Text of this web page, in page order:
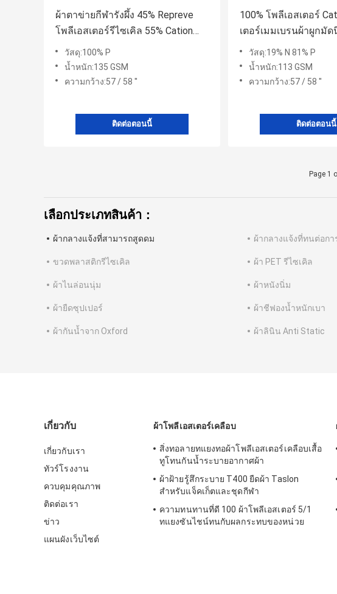
ผ้าตาข่ายกีฬารังผึ้ง 45% Repreve
โพลีเอสเตอร์รีไซเคิล 55% Cation
Polyester
วัสดุ:100% P
น้ำหนัก:135 GSM
ความกว้าง:57 / 58 ''
ติดต่อตอนนี้
100% โพลีเอสเตอร์
เตอร์เมมเบรนผ้าผูกมัด
วัสดุ:19% N 81% P
น้ำหนัก:113 GSM
ความกว้าง:57 / 58 ''
ติดต่อตอนนี้
Page 1
เลือกประเภทสินค้า：
ผ้ากลางแจ้งที่สามารถสูดดม ผ้ากลางแจ้งที่ทนต่อกา
ขวดพลาสติกรีไซเคิล ผ้า PET รีไซเคิล
ผ้าไนล่อนนุ่ม ผ้าหนังนิ่ม
ผ้ายืดซุปเปอร์ ผ้าชีฟองน้ำหนักเบา
ผ้ากันน้ำจาก Oxford ผ้าลินิน Anti Static
เกี่ยวกับ
เกี่ยวกับเรา
ทัวร์โรงงาน
ควบคุมคุณภาพ
ติดต่อเรา
ข่าว
แผนผังเว็บไซต์
ผ้าโพลีเอสเตอร์เคลือบ
สิ่งทอลายทแยงทอผ้าโพลีเอสเตอร์เคลือบเสื้อ
ทูโทนกันน้ำระบายอากาศผ้า
ผ้าฝ้ายรู้สึกระบาย T400 ยืดผ้า Taslon
สำหรับแจ็คเก็ตและชุดกีฬา
ความทนทานที่ดี 100 ผ้าโพลีเอสเตอร์ 5/1
ทแยงซันไชน์ทนกับผลกระทบของหน่วย